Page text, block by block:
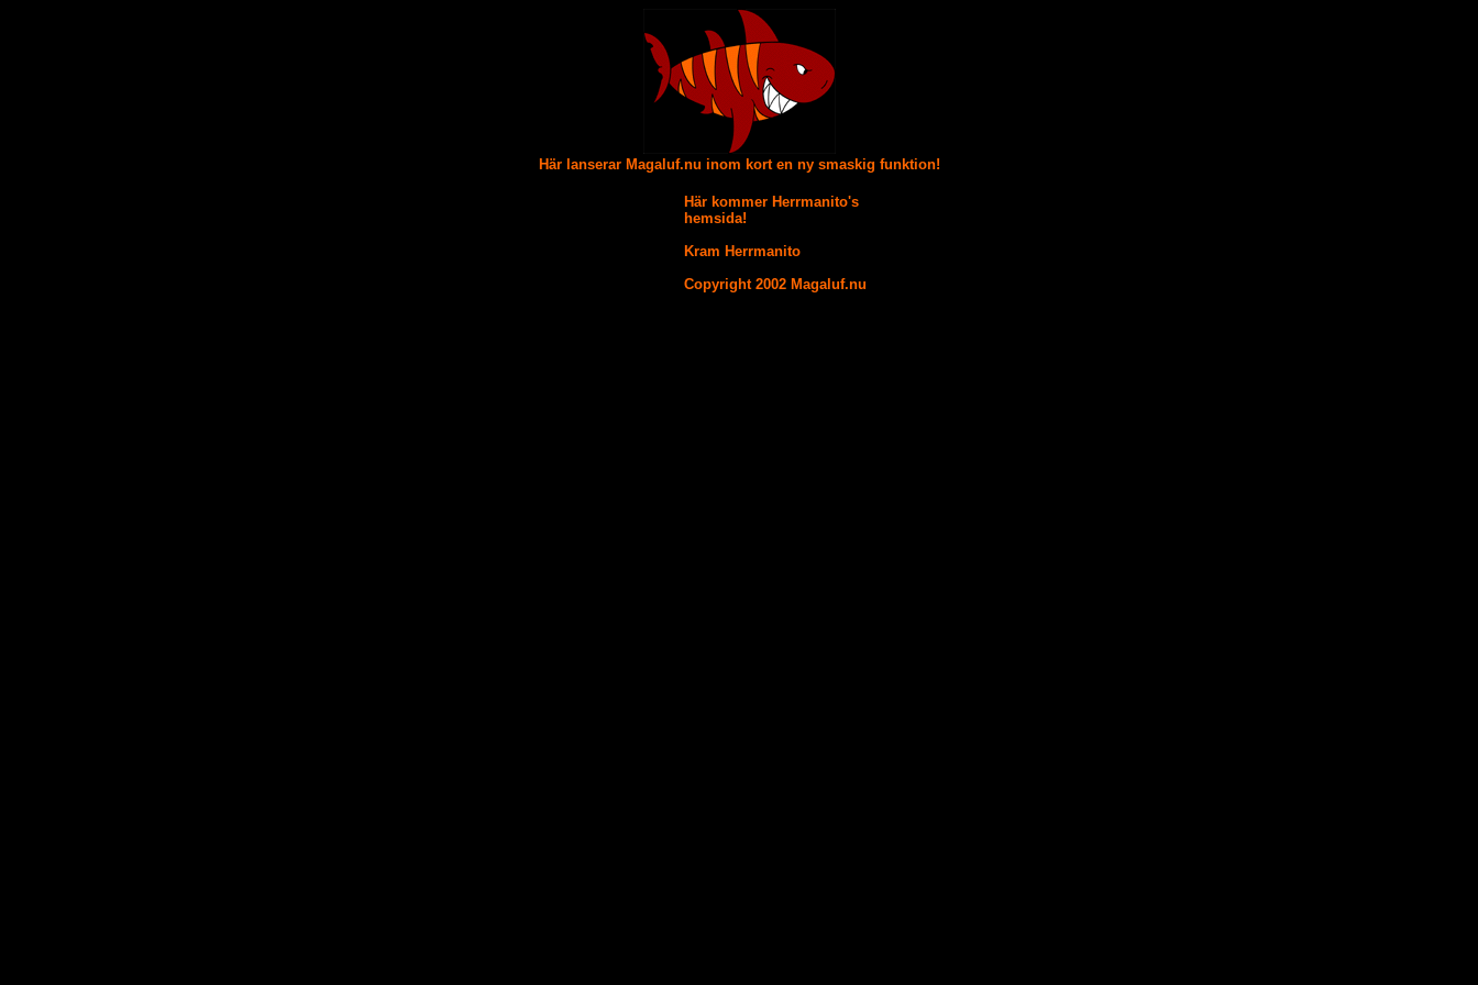
Här lanserar Magaluf.nu inom kort en ny smaskig funktion!
Här kommer Herrmanito's
hemsida!
Kram Herrmanito
Copyright 2002 Magaluf.nu